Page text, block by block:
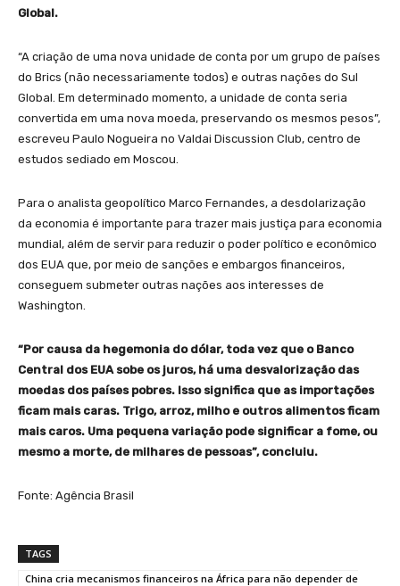
Global.
“A criação de uma nova unidade de conta por um grupo de países
do Brics (não necessariamente todos) e outras nações do Sul
Global. Em determinado momento, a unidade de conta seria
convertida em uma nova moeda, preservando os mesmos pesos”,
escreveu Paulo Nogueira no Valdai Discussion Club, centro de
estudos sediado em Moscou.
Para o analista geopolítico Marco Fernandes, a desdolarização
da economia é importante para trazer mais justiça para economia
mundial, além de servir para reduzir o poder político e econômico
dos EUA que, por meio de sanções e embargos financeiros,
conseguem submeter outras nações aos interesses de
Washington.
“Por causa da hegemonia do dólar, toda vez que o Banco
Central dos EUA sobe os juros, há uma desvalorização das
moedas dos países pobres. Isso significa que as importações
ficam mais caras. Trigo, arroz, milho e outros alimentos ficam
mais caros. Uma pequena variação pode significar a fome, ou
mesmo a morte, de milhares de pessoas”, concluiu.
Fonte: Agência Brasil
TAGS
China cria mecanismos financeiros na África para não depender de